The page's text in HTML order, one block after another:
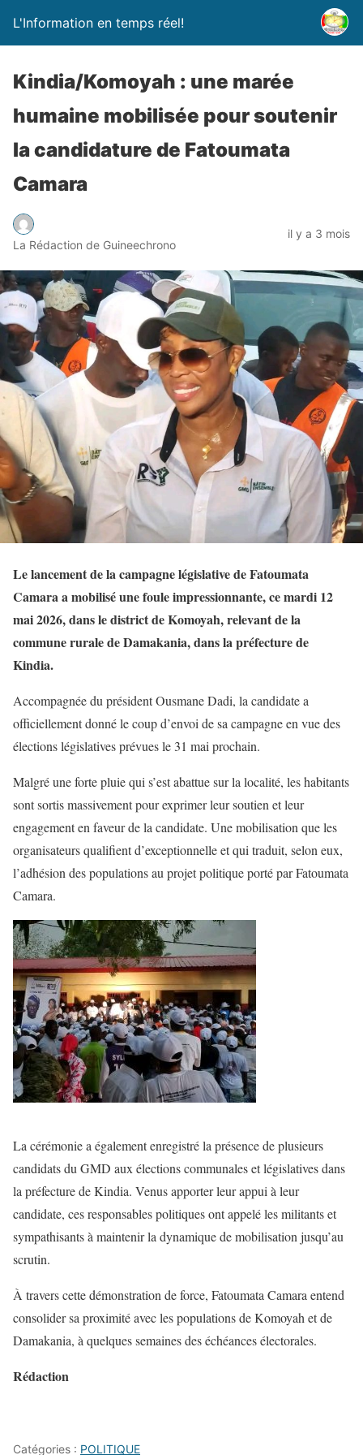
L'Information en temps réel!
Kindia/Komoyah : une marée
humaine mobilisée pour soutenir
la candidature de Fatoumata
Camara
La Rédaction de Guineechrono
il y a 3 mois
Le lancement de la campagne législative de Fatoumata
Camara a mobilisé une foule impressionnante, ce mardi 12
mai 2026, dans le district de Komoyah, relevant de la
commune rurale de Damakania, dans la préfecture de
Kindia.
Accompagnée du président Ousmane Dadi, la candidate a
officiellement donné le coup d’envoi de sa campagne en vue des
élections législatives prévues le 31 mai prochain.
Malgré une forte pluie qui s’est abattue sur la localité, les habitants
sont sortis massivement pour exprimer leur soutien et leur
engagement en faveur de la candidate. Une mobilisation que les
organisateurs qualifient d’exceptionnelle et qui traduit, selon eux,
l’adhésion des populations au projet politique porté par Fatoumata
Camara.
La cérémonie a également enregistré la présence de plusieurs
candidats du GMD aux élections communales et législatives dans
la préfecture de Kindia. Venus apporter leur appui à leur
candidate, ces responsables politiques ont appelé les militants et
sympathisants à maintenir la dynamique de mobilisation jusqu’au
scrutin.
À travers cette démonstration de force, Fatoumata Camara entend
consolider sa proximité avec les populations de Komoyah et de
Damakania, à quelques semaines des échéances électorales.
Rédaction
Catégories : POLITIQUE